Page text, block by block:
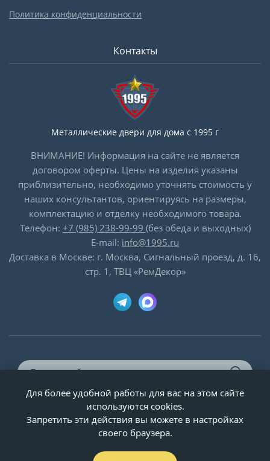
Политика конфиденциальности
Контакты
Металлические двери для дома с 1995 г
ВНИМАНИЕ! Информация на сайте не является
договором оферты. Цены на изделия указаны
приблизительно, необходимо уточнять стоимость у
наших консультантов, ориентируясь на размеры,
комплектацию и отделку необходимого товара.
Телефон: +7 (985) 238-99-99 (без обеда и выходных)
E-mail: info@1995.ru
Доставка в Москве: г. Москва, Сигнальный проезд, д. 16,
стр. 1, ТВЦ «РемДекор»
© ООО «Двери-и-точка», ИНН 5020092947, 1995-2026 г.
Для более удобной работы для вас на этом сайте
используются cookies.
Запретить эти действия вы можете в настройках
своего браузера.